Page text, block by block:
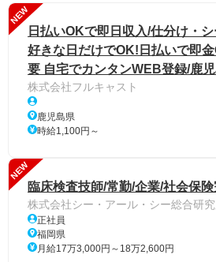
NEW
日払いOKで即日収入/仕分け・
好きな日だけでOK!日払いで即
要 自宅でカンタンWEB登録/鹿
株式会社フルキャスト
鹿児島県
時給1,100円～
NEW
臨床検査技師/常勤/企業/社会保
株式会社シー・アール・シー総合研
正社員
福岡県
月給17万3,000円～18万2,600円